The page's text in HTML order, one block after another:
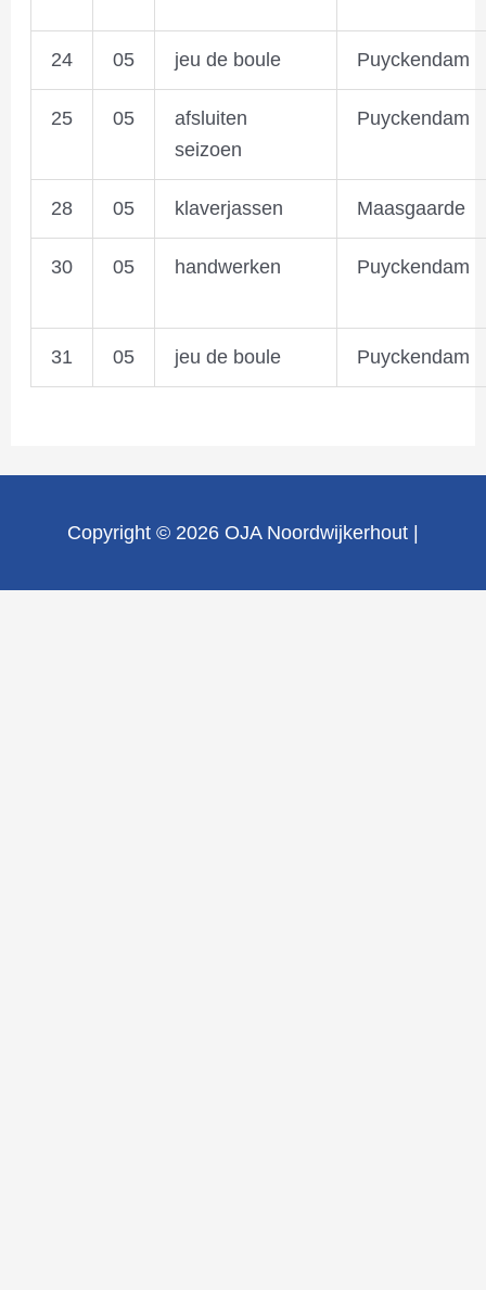
24 05 jeu de boule Puyckendam
25 05
afsluiten
seizoen
Puyckendam
28 05 klaverjassen Maasgaarde
30 05 handwerken Puyckendam
31 05 jeu de boule Puyckendam
Copyright © 2026 OJA Noordwijkerhout |